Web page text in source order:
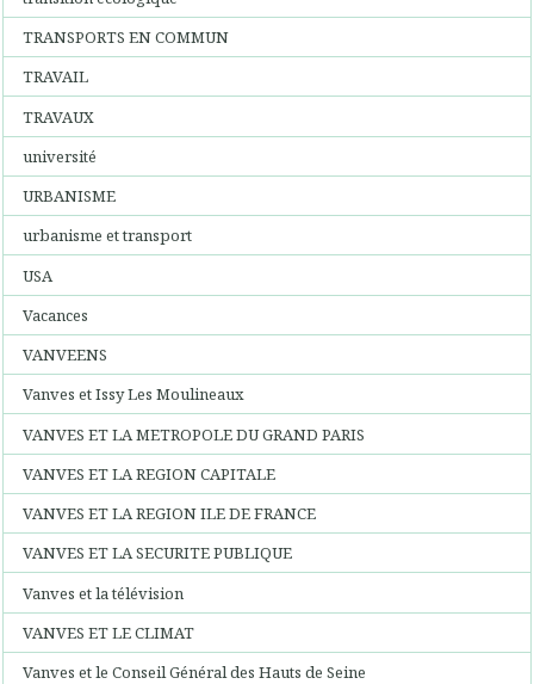
TRANSPORTS EN COMMUN
TRAVAIL
TRAVAUX
université
URBANISME
urbanisme et transport
USA
Vacances
VANVEENS
Vanves et Issy Les Moulineaux
VANVES ET LA METROPOLE DU GRAND PARIS
VANVES ET LA REGION CAPITALE
VANVES ET LA REGION ILE DE FRANCE
VANVES ET LA SECURITE PUBLIQUE
Vanves et la télévision
VANVES ET LE CLIMAT
Vanves et le Conseil Général des Hauts de Seine